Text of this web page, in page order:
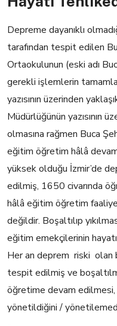
Depreme dayanıklı
tarafından tespit edilen
Ortaokulunun (eski adı
gerekli işlemlerin
yazısının üzerinden
Müdürlüğünün yazısının
olmasına rağmen Buca
eğitim öğretim hâlâ
yüksek olduğu İzmir’de
edilmiş, 1650 civarında
hâlâ eğitim öğretim
değildir. Boşaltılıp
eğitim emekçilerinin
Her an deprem riski olan
tespit edilmiş ve
öğretime devam edilmesi,
yönetildiğini /